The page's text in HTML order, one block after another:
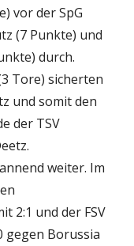
vor der SpG
(7 Punkte) und
durch.
Tore) sicherten
und somit den
der TSV
weiter. Im
2:1 und der FSV
gegen Borussia